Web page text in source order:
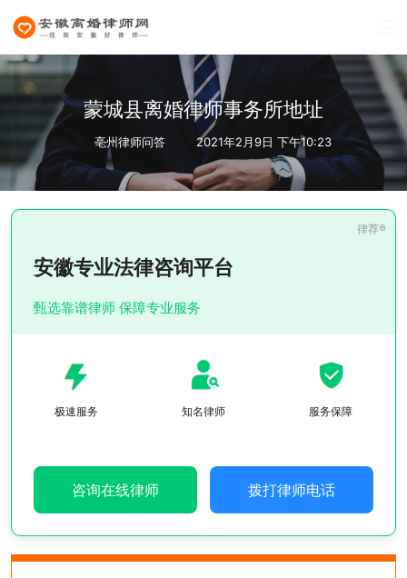
蒙城县离婚律师事务所地址
亳州律师问答 2021年2月9日 下午10:23
安徽专业法律咨询平台
甄选靠谱律师 保障专业服务
极速服务 知名律师 服务保障
咨询在线律师 拨打律师电话